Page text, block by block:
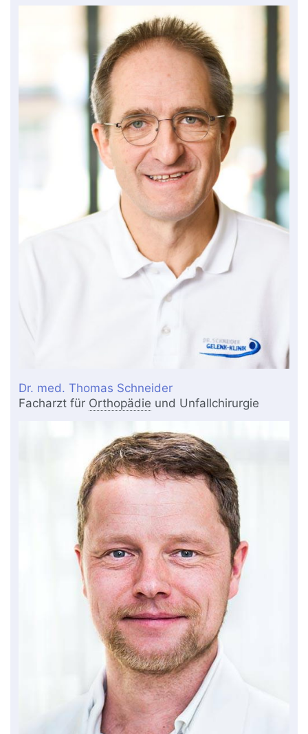
Dr. med. Thomas Schneider
Facharzt für Orthopädie und Unfallchirurgie